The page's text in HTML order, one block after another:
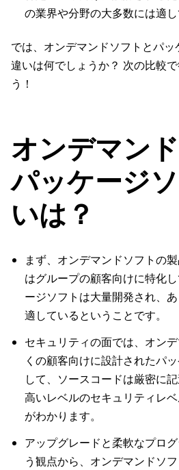
の業界や分野の大多数には適し
では、オンデマンドソフトとパ
違いは何でしょうか？ 次の比較
う！
オンデマン
パッケージ
いは？
まず、オンデマンドソフトの
はグループの顧客向けに特化
ージソフトは大量開発され、
適しているということです。
セキュリティの面では、オン
くの顧客向けに設計されたパ
して、ソースコードは厳密に
高いレベルのセキュリティレ
がわかります。
アップグレードと柔軟なプロ
う観点から、オンデマンドソ